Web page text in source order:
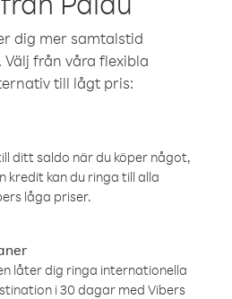
dig mer samtalstid
från våra flexibla
till lågt pris:
ditt saldo när du köper något,
kredit kan du ringa till alla
låga priser.
låter dig ringa internationella
i 30 dagar med Vibers